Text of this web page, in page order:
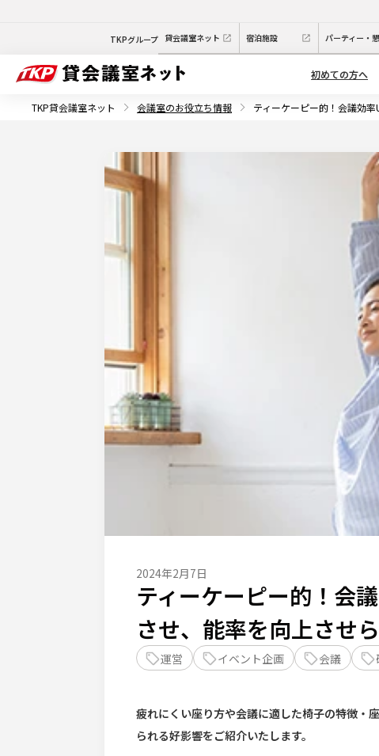
TKPグループ 貸会議室ネット 宿泊施設 パーティー・
初めての方へ
TKP貸会議室ネット 会議室のお役立ち情報 ティーケーピー的！会議効
2024年2月7日
ティーケーピー的！会
させ、能率を向上させ
運営 イベント企画 会議
疲れにくい座り方や会議に適した椅子の特徴・
られる好影響をご紹介いたします。